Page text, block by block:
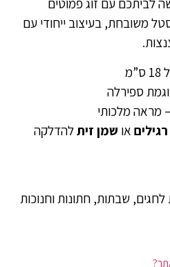
לביתכם עם זוג פמוטים
משובחת, בעיצוב ייחודי עם
ספירלה
– מראה מלכותי
או שמן זיתלהדלקה
שבתות, חתונות וחנוכות